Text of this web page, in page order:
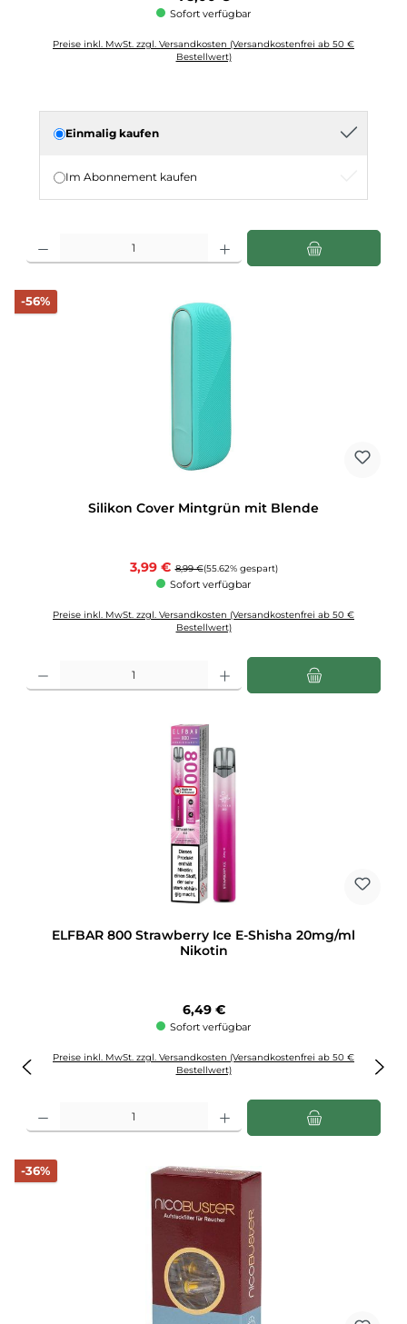
Sofort verfügbar
Preise inkl. MwSt. zzgl. Versandkosten (Versandkostenfrei ab 50 €
Bestellwert)
Einmalig kaufen
Im Abonnement kaufen
-56%Rabatt
Silikon Cover Mintgrün mit Blende
Verkaufspreis:
3,99 € Regulärer Preis:
8,99 €(55.62% gespart)
Sofort verfügbar
Preise inkl. MwSt. zzgl. Versandkosten (Versandkostenfrei ab 50 €
Bestellwert)
Produkt Anzahl: Gib den gewünschten Wert ein oder benutze die Schaltflächen
ELFBAR 800 Strawberry Ice E-Shisha 20mg/ml
Nikotin
Regulärer Preis:
6,49 €
Sofort verfügbar
Preise inkl. MwSt. zzgl. Versandkosten (Versandkostenfrei ab 50 €
Bestellwert)
Produkt Anzahl: Gib den gewünschten Wert ein oder benutze die Schaltflächen
-36%Rabatt